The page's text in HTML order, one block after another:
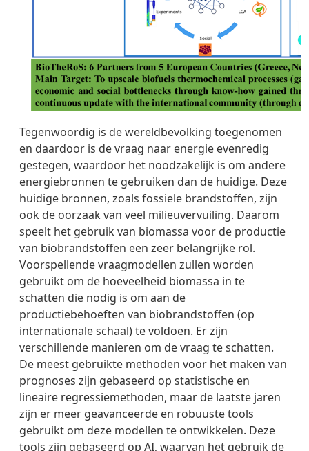
Tegenwoordig is de wereldbevolking toegenomen
en daardoor is de vraag naar energie evenredig
gestegen, waardoor het noodzakelijk is om andere
energiebronnen te gebruiken dan de huidige. Deze
huidige bronnen, zoals fossiele brandstoffen, zijn
ook de oorzaak van veel milieuvervuiling. Daarom
speelt het gebruik van biomassa voor de productie
van biobrandstoffen een zeer belangrijke rol.
Voorspellende vraagmodellen zullen worden
gebruikt om de hoeveelheid biomassa in te
schatten die nodig is om aan de
productiebehoeften van biobrandstoffen (op
internationale schaal) te voldoen. Er zijn
verschillende manieren om de vraag te schatten.
De meest gebruikte methoden voor het maken van
prognoses zijn gebaseerd op statistische en
lineaire regressiemethoden, maar de laatste jaren
zijn er meer geavanceerde en robuuste tools
gebruikt om deze modellen te ontwikkelen. Deze
tools zijn gebaseerd op AI, waarvan het gebruik de